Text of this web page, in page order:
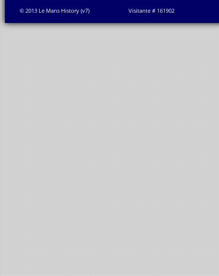
© 2013 Le Mans History (v7) Visitante # 161902